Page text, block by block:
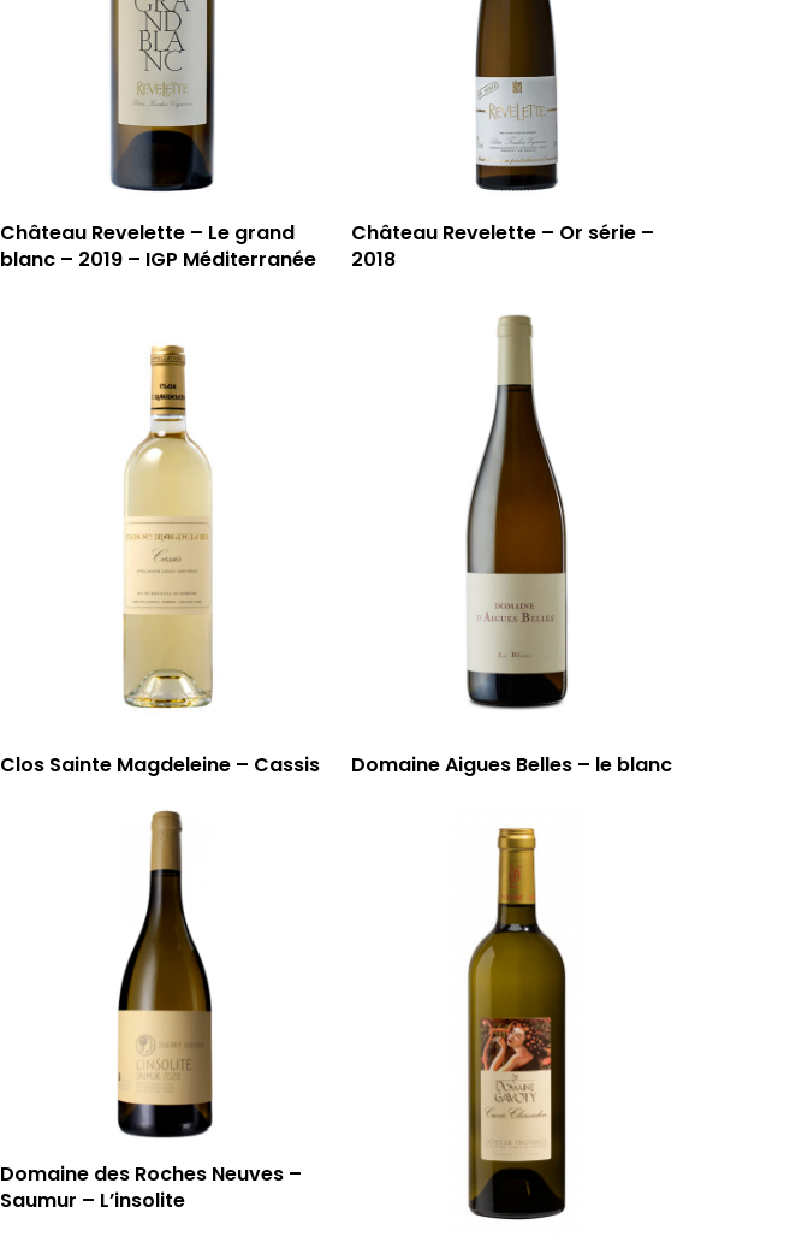
Château Revelette – Le grand
blanc – 2019 – IGP Méditerranée
Château Revelette – Or série –
2018
Clos Sainte Magdeleine – Cassis Domaine Aigues Belles – le blanc
Domaine des Roches Neuves –
Saumur – L’insolite
59 rue Grignan
13006 Marseille
T: 04 91 33 46 59